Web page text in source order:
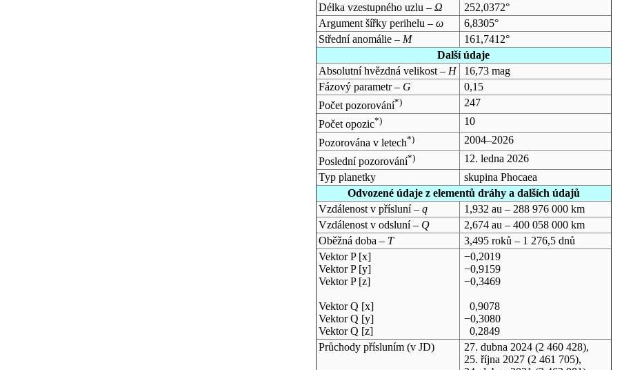
Délka vzestupného uzlu – Ω
252,0372°
Argument šířky perihelu – ω
6,8305°
Střední anomálie – M
161,7412°
Další údaje
Absolutní hvězdná velikost – H
16,73 mag
Fázový parametr – G
0,15
Počet pozorování*)
247
Počet opozic*)
10
Pozorována v letech*)
2004–2026
Poslední pozorování*)
12. ledna 2026
Typ planetky
skupina Phocaea
Odvozené údaje z elementů dráhy a dalších údajů
Vzdálenost v přísluní – q
1,932 au – 288 976 000 km
Vzdálenost v odsluní – Q
2,674 au – 400 058 000 km
Oběžná doba – T
3,495 roků – 1 276,5 dnů
Vektor P [x]
Vektor P [y]
Vektor P [z]
Vektor Q [x]
Vektor Q [y]
Vektor Q [z]
−0,2019
−0,9159
−0,3469
0,9078
−0,3080
0,2849
Průchody přísluním (v JD) 27. dubna 2024(2 460 428),
25. října 2027(2 461 705),